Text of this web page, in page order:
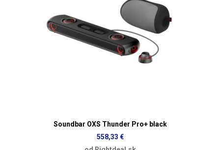
Soundbar OXS Thunder Pro+ black
558,33 €